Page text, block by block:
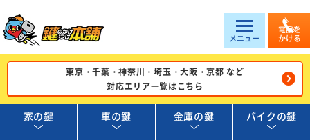
メニュー
電話を
かける
東京・千葉・神奈川・埼玉・大阪・京都 など
対応エリア一覧はこちら
家の鍵 車の鍵 金庫の鍵 バイクの鍵